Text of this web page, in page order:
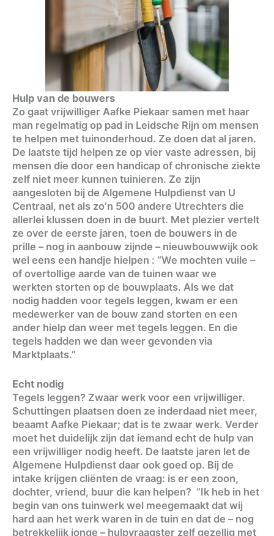
Hulp van de bouwers
Zo gaat vrijwilliger Aafke Piekaar samen met haar
man regelmatig op pad in Leidsche Rijn om mensen
te helpen met tuinonderhoud. Ze doen dat al jaren.
De laatste tijd helpen ze op vier vaste adressen, bij
mensen die door een handicap of chronische ziekte
zelf niet meer kunnen tuinieren. Ze zijn
aangesloten bij de Algemene Hulpdienst van U
Centraal, net als zo’n 500 andere Utrechters die
allerlei klussen doen in de buurt. Met plezier vertelt
ze over de eerste jaren, toen de bouwers in de
prille – nog in aanbouw zijnde – nieuwbouwwijk ook
wel eens een handje hielpen : “We mochten vuile –
of overtollige aarde van de tuinen waar we
werkten storten op de bouwplaats. Als we dat
nodig hadden voor tegels leggen, kwam er een
medewerker van de bouw zand storten en een
ander hielp dan weer met tegels leggen. En die
tegels hadden we dan weer gevonden via
Marktplaats.”
Echt nodig
Tegels leggen? Zwaar werk voor een vrijwilliger.
Schuttingen plaatsen doen ze inderdaad niet meer,
beaamt Aafke Piekaar; dat is te zwaar werk. Verder
moet het duidelijk zijn dat iemand echt de hulp van
een vrijwilliger nodig heeft. De laatste jaren let de
Algemene Hulpdienst daar ook goed op. Bij de
intake krijgen cliënten de vraag: is er een zoon,
dochter, vriend, buur die kan helpen? “Ik heb in het
begin van ons tuinwerk wel meegemaakt dat wij
hard aan het werk waren in de tuin en dat de – nog
betrekkelijk jonge – hulpvraagster zelf gezellig met